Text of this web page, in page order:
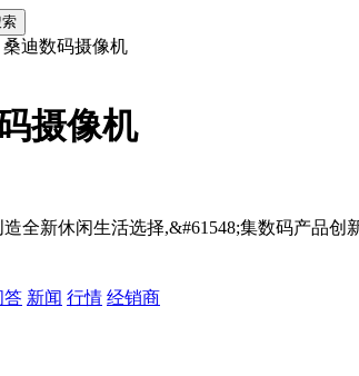
桑迪数码摄像机
摄像机
全新休闲生活选择,&#61548;集数码产品创
答 新闻 行情 经销商